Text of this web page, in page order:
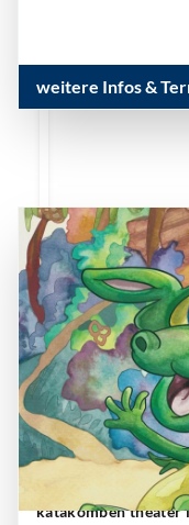
weitere Infos &
Sonntag, 06.
katakomben theater